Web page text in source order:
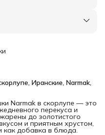
Иранские, Narmak,
Narmak в скорлупе — это
перекуса и
до золотистого
и приятным хрустом,
как добавка в блюда.